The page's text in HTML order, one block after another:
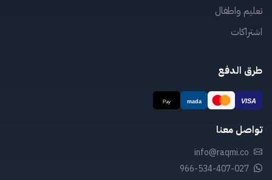
تعليم واطفال
اشتراكات
طرق الدفع
تواصل معنا
info@raqmi.co
966-534-407-027